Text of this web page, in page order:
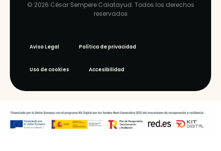
© 2026 César Sempere Calatayud. Todos los derechos
reservados
Aviso Legal Política de privacidad
Uso de cookies Accesibilidad